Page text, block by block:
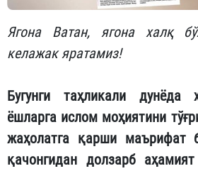
Ягона Ватан, ягона халқ
келажак яратамиз!
Бугунги таҳликали дунёда
ёшларга ислом моҳиятини
жаҳолатга қарши маърифат
қачонгидан долзарб